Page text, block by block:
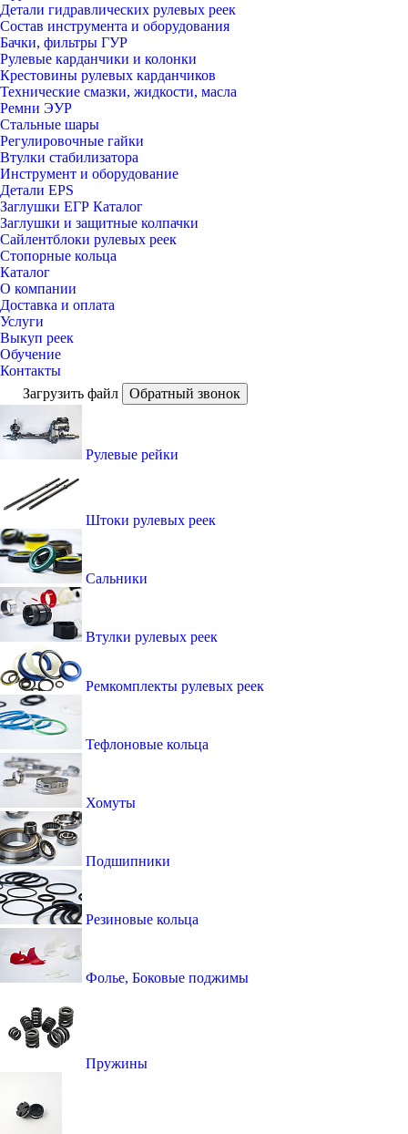
Детали гидравлических рулевых реек
Состав инструмента и оборудования
Бачки, фильтры ГУР
Рулевые карданчики и колонки
Крестовины рулевых карданчиков
Технические смазки, жидкости, масла
Ремни ЭУР
Стальные шары
Регулировочные гайки
Втулки стабилизатора
Инструмент и оборудование
Детали EPS
Заглушки ЕГР Каталог
Заглушки и защитные колпачки
Сайлентблоки рулевых реек
Стопорные кольца
Каталог
О компании
Доставка и оплата
Услуги
Выкуп реек
Обучение
Контакты
Загрузить файл
Обратный звонок
Рулевые рейки
Штоки рулевых реек
Сальники
Втулки рулевых реек
Ремкомплекты рулевых реек
Тефлоновые кольца
Хомуты
Подшипники
Резиновые кольца
Фолье, Боковые поджимы
Пружины